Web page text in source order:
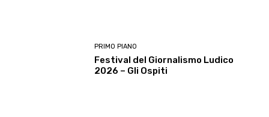
PRIMO PIANO
Festival del Giornalismo Ludico
2026 – Gli Ospiti